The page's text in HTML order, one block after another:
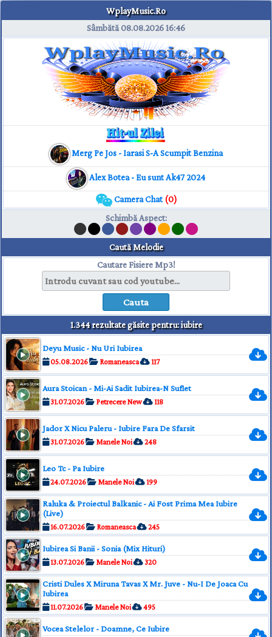
WplayMusic.Ro
Sâmbătă 08.08.202616:46
Merg Pe Jos - Iarasi S-A Scumpit Benzina
Alex Botea - Eu sunt Ak47 2024
Camera Chat(0)
Schimbă Aspect:
Caută Melodie
Cautare Fisiere Mp3!
1.344 rezultate găsite pentru: iubire
Deyu Music - Nu Uri Iubirea
05.08.2026 Romaneasca 117
Aura Stoican - Mi-Ai Sadit Iubirea-N Suflet
31.07.2026 Petrecere New 118
Jador X Nicu Paleru - Iubire Fara De Sfarsit
31.07.2026 Manele Noi 248
Leo Tc - Pa Iubire
24.07.2026 Manele Noi 199
Raluka & Proiectul Balkanic - Ai Fost Prima Mea Iubire
(Live)
16.07.2026 Romaneasca 245
Iubirea Si Banii - Sonia (Mix Hituri)
13.07.2026 Manele Noi 320
Cristi Dules X Miruna Tavas X Mr. Juve - Nu-I De Joaca Cu
Iubirea
11.07.2026 Manele Noi 495
Vocea Stelelor - Doamne, Ce Iubire